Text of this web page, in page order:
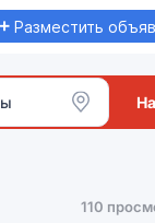
+ Разместить
110